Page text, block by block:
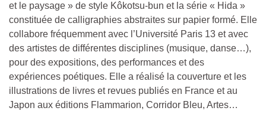
et le paysage » de style Kôkotsu-bun et la série « Hida »
constituée de calligraphies abstraites sur papier formé. Elle
collabore fréquemment avec l’Université Paris 13 et avec
des artistes de différentes disciplines (musique, danse…),
pour des expositions, des performances et des
expériences poétiques. Elle a réalisé la couverture et les
illustrations de livres et revues publiés en France et au
Japon aux éditions Flammarion, Corridor Bleu, Artes…